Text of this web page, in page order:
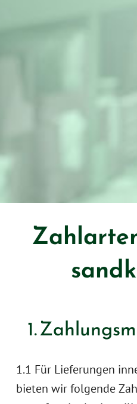
1.
1.1 Für Lieferungen
bieten wir folgende